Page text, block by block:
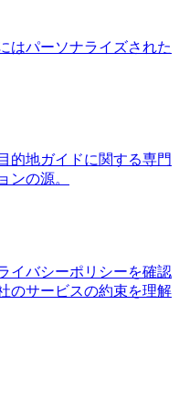
はパーソナライズされた
的地ガイドに関する専門
ンの源。
イバシーポリシーを確認
のサービスの約束を理解